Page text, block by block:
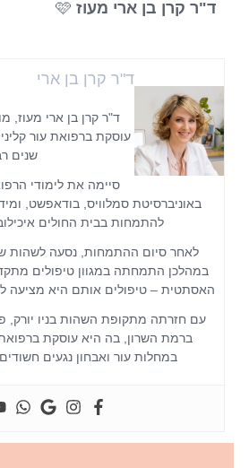
ד"ר קרן בן ארי מעוז
ד"ר קרן בן ארי
ד"ר קרן בן ארי מעוז,
עוסקת ברפואת עור
שנים
סיימה את לימודי
באוניברסיטת סמלוויס, בודאפשט,
להתמחות בבית החולים
לאחר סיום ההתמחות, נסעה לשהות של
במהלכן התמחתה במגוון טיפולים
האסתטית – טיפולים אותם היא מציעה
עם חזרתה מתקופת השהות בניו יורק,
ברמת השרון, בה היא עוסקת ברפואת
במחלות עור ואבחון נגעים חשודים